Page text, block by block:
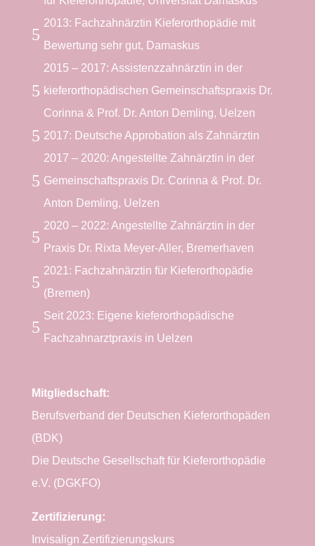
5
2013: Fachzahnärztin Kieferorthopädie mit
Bewertung sehr gut, Damaskus
5
2015 – 2017: Assistenzzahnärztin in der
kieferorthopädischen Gemeinschaftspraxis Dr.
Corinna & Prof. Dr. Anton Demling, Uelzen
5 2017: Deutsche Approbation als Zahnärztin
5
2017 – 2020: Angestellte Zahnärztin in der
Gemeinschaftspraxis Dr. Corinna & Prof. Dr.
Anton Demling, Uelzen
5
2020 – 2022: Angestellte Zahnärztin in der
Praxis Dr. Rixta Meyer-Aller, Bremerhaven
5
2021: Fachzahnärztin für Kieferorthopädie
(Bremen)
5
Seit 2023: Eigene kieferorthopädische
Fachzahnarztpraxis in Uelzen
Mitgliedschaft:
Berufsverband der Deutschen Kieferorthopäden
(BDK)
Die Deutsche Gesellschaft für Kieferorthopädie
e.V. (DGKFO)
Zertifizierung:
Invisalign Zertifizierungskurs